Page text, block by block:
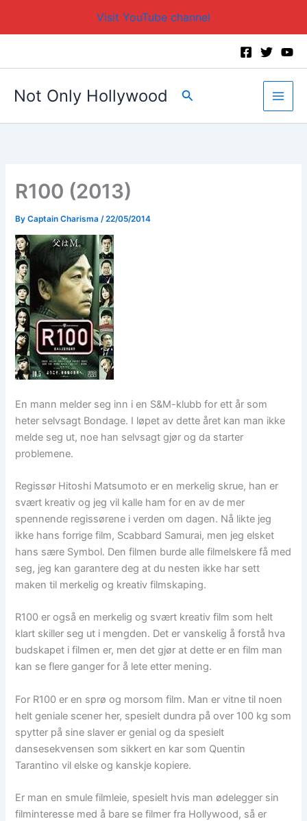
Visit YouTube channel
Not Only Hollywood Search
R100 (2013)
ByCaptain Charisma /22/05/2014
En mann melder seg inn i en S&M-klubb for ett år som
heter selvsagt Bondage. I løpet av dette året kan man ikke
melde seg ut, noe han selvsagt gjør og da starter
problemene.
Regissør Hitoshi Matsumoto er en merkelig skrue, han er
svært kreativ og jeg vil kalle ham for en av de mer
spennende regissørene i verden om dagen. Nå likte jeg
ikke hans forrige film, Scabbard Samurai, men jeg elsket
hans sære Symbol. Den filmen burde alle filmelskere få med
seg, jeg kan garantere deg at du nesten ikke har sett
maken til merkelig og kreativ filmskaping.
R100 er også en merkelig og svært kreativ film som helt
klart skiller seg ut i mengden. Det er vanskelig å forstå hva
budskapet i filmen er, men det gjør at dette er en film man
kan se flere ganger for å lete etter mening.
For R100 er en sprø og morsom film. Man er vitne til noen
helt geniale scener her, spesielt dundra på over 100 kg som
spytter på sine slaver er genial og da spesielt
dansesekvensen som sikkert en kar som Quentin
Tarantino vil elske og kanskje kopiere.
Er man en smule filmleie, spesielt hvis man ødelegger sin
filminteresse med å bare se filmer fra Hollywood, så er